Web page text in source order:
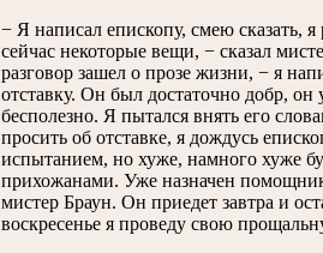
− Я написал епископу, смею сказать,
сейчас некоторые вещи, − сказал
разговор зашел о прозе жизни, − я
отставку. Он был достаточно добр, он
бесполезно. Я пытался внять его
просить об отставке, я дождусь
испытанием, но хуже, намного хуже
прихожанами. Уже назначен
мистер Браун. Он приедет завтра и
воскресенье я проведу свою